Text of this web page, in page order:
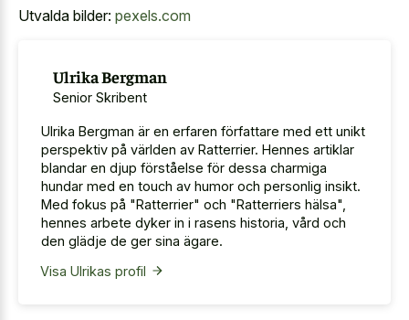
Utvalda bilder: pexels.com
Ulrika Bergman
Senior Skribent
Ulrika Bergman är en erfaren författare med ett unikt
perspektiv på världen av Ratterrier. Hennes artiklar
blandar en djup förståelse för dessa charmiga
hundar med en touch av humor och personlig insikt.
Med fokus på "Ratterrier" och "Ratterriers hälsa",
hennes arbete dyker in i rasens historia, vård och
den glädje de ger sina ägare.
Visa Ulrikas profil